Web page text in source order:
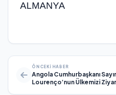
ALMANYA
ÖNCEKI HABER
Angola Cumhurbaşkanı
Lourenço’nun Ülkemizi